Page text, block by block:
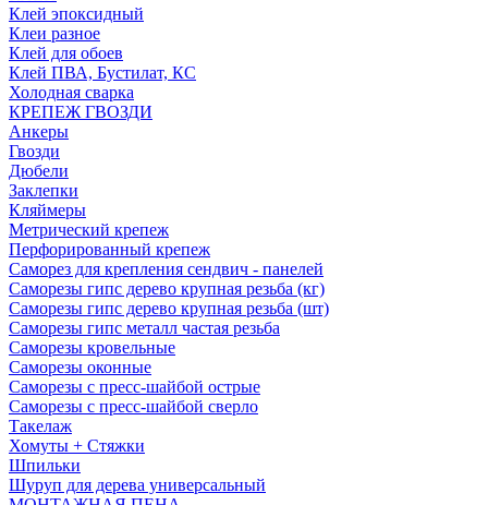
Клей эпоксидный
Клеи разное
Клей для обоев
Клей ПВА, Бустилат, КС
Холодная сварка
КРЕПЕЖ ГВОЗДИ
Анкеры
Гвозди
Дюбели
Заклепки
Кляймеры
Метрический крепеж
Перфорированный крепеж
Саморез для крепления сендвич - панелей
Саморезы гипс дерево крупная резьба (кг)
Саморезы гипс дерево крупная резьба (шт)
Саморезы гипс металл частая резьба
Саморезы кровельные
Саморезы оконные
Саморезы с пресс-шайбой острые
Саморезы с пресс-шайбой сверло
Такелаж
Хомуты + Стяжки
Шпильки
Шуруп для дерева универсальный